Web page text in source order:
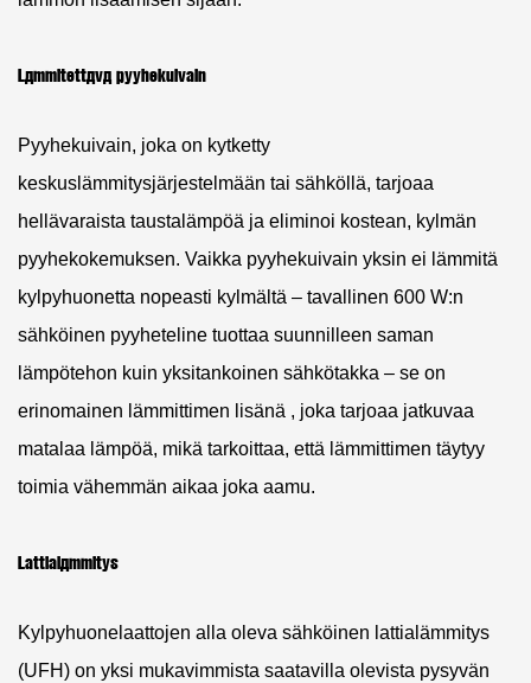
Lämmitettävä pyyhekuivain
Pyyhekuivain, joka on kytketty
keskuslämmitysjärjestelmään tai sähköllä, tarjoaa
hellävaraista taustalämpöä ja eliminoi kostean, kylmän
pyyhekokemuksen. Vaikka pyyhekuivain yksin ei lämmitä
kylpyhuonetta nopeasti kylmältä – tavallinen 600 W:n
sähköinen pyyheteline tuottaa suunnilleen saman
lämpötehon kuin yksitankoinen sähkötakka – se on
erinomainen lämmittimen lisänä , joka tarjoaa jatkuvaa
matalaa lämpöä, mikä tarkoittaa, että lämmittimen täytyy
toimia vähemmän aikaa joka aamu.
Lattialämmitys
Kylpyhuonelaattojen alla oleva sähköinen lattialämmitys
(UFH) on yksi mukavimmista saatavilla olevista pysyvän